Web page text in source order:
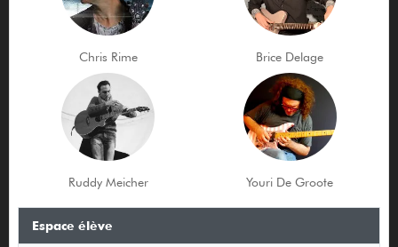
Chris Rime Brice Delage
Ruddy Meicher Youri De Groote
Espace élève